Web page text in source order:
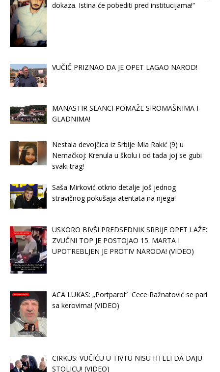
dokaza. Istina će pobediti pred institucijama!“
VUČIČ PRIZNAO DA JE OPET LAGAO NAROD!
MANASTIR SLANCI POMAŽE SIROMAŠNIMA I
GLADNIMA!
Nestala devojčica iz Srbije Mia Rakić (9) u
Nemačkoj: Krenula u školu i od tada joj se gubi
svaki trag!
Saša Mirković otkrio detalje još jednog
stravičnog pokušaja atentata na njega!
USKORO BIVŠI PREDSEDNIK SRBIJE OPET LAŽE:
ZVUČNI TOP JE POSTOJAO 15. MARTA I
UPOTREBLJEN JE PROTIV NARODA! (VIDEO)
ACA LUKAS: „Portparol“ Cece Ražnatović se pari
sa kerovima! (VIDEO)
CIRKUS: VUČIĆU U TIVTU NISU HTELI DA DAJU
STOLICU! (VIDEO)